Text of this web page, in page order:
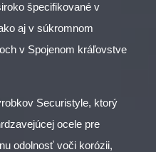
špecifikované v
aj v súkromnom
v Spojenom kráľovstve
Securistyle, ktorý
ocele pre
odolnosť voči korózii,